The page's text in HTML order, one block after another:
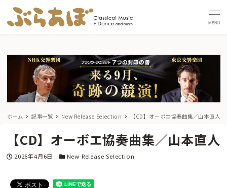
MENU
ホーム 記事一覧 New Release Selection 【CD】オーボエ協奏曲集／山本直人
【CD】オーボエ協奏曲集／山本直人
投稿日
2026年4月6日 カテゴリー
New Release Selection